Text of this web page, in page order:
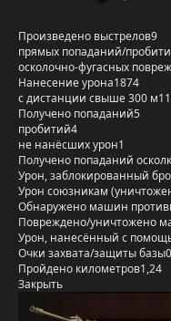
Произведено выстрелов9
прямых попаданий/
осколочно-фугасных
Нанесение урона1874
с дистанции свыше 300 м
Получено попаданий5
пробитий4
не нанёсших урон1
Получено попаданий
Урон, заблокированный
Урон союзникам
Обнаружено машин
Повреждено/уничтожено
Урон, нанесённый с
Очки захвата/защиты базы
Пройдено километров1,24
Закрыть